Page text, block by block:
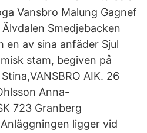
Vansbro Malung Gagnef
Smedjebacken
en av sina anfäder Sjul
stam, begiven på
AIK. 26
Anna-
723 Granberg
ligger vid